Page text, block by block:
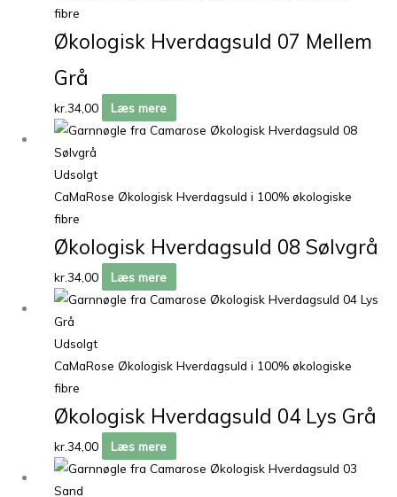
fibre
Økologisk Hverdagsuld 07 Mellem
Grå
kr.34,00 Læs mere
Udsolgt
CaMaRose Økologisk Hverdagsuld i 100% økologiske
fibre
Økologisk Hverdagsuld 08 Sølvgrå
kr.34,00 Læs mere
Udsolgt
CaMaRose Økologisk Hverdagsuld i 100% økologiske
fibre
Økologisk Hverdagsuld 04 Lys Grå
kr.34,00 Læs mere